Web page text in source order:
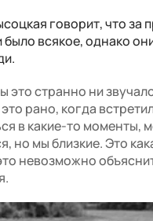
говорит, что за
всякое, однако
это странно ни
рано, когда
в какие-то моменты,
но мы близкие. Это
невозможно